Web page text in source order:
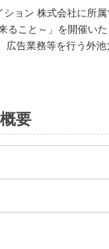
ョン 株式会社に所
ること～」を開催い
広告業務等を行う外
要